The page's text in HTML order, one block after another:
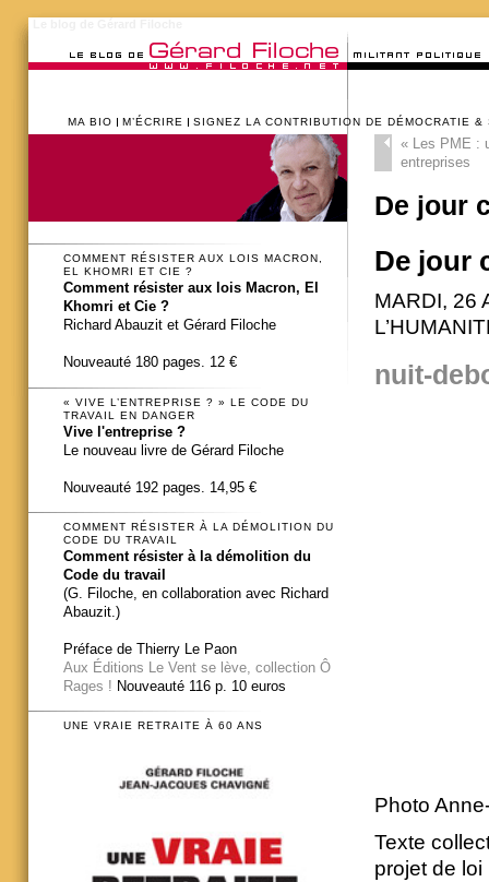
MA BIO M’ÉCRIRE SIGNEZ LA CONTRIBUTION DE DÉMOCRATIE &
«Les PME :
entreprises
De jour
De jour
MARDI, 26
nuit-
Photo
Texte
projet de
COMMENT RÉSISTER AUX LOIS MACRON,
EL KHOMRI ET CIE ?
Comment résister aux lois Macron, El
Khomri et Cie ?
Richard Abauzit et Gérard Filoche
Nouveauté 180 pages. 12 €
« VIVE L’ENTREPRISE ? » LE CODE DU
TRAVAIL EN DANGER
Vive l'entreprise ?
Le nouveau livre de Gérard Filoche
Nouveauté 192 pages. 14,95 €
COMMENT RÉSISTER À LA DÉMOLITION DU
CODE DU TRAVAIL
Comment résister à la démolition du
Code du travail
(G. Filoche, en collaboration avec Richard
Abauzit.)
Préface de Thierry Le Paon
Aux Éditions Le Vent se lève, collection Ô
Rages ! Nouveauté 116 p. 10 euros
UNE VRAIE RETRAITE À 60 ANS